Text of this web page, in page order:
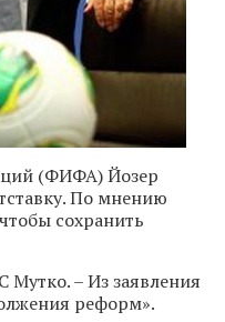
(ФИФА) Йозер
По мнению
сохранить
Мутко. – Из заявления
реформ».